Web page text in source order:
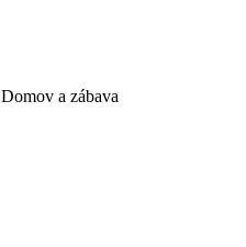
Domov a zábava